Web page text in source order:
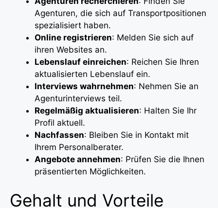
Agenturen, die sich auf Transportpositionen
spezialisiert haben.
Online registrieren: Melden Sie sich auf
ihren Websites an.
Lebenslauf einreichen: Reichen Sie Ihren
aktualisierten Lebenslauf ein.
Interviews wahrnehmen: Nehmen Sie an
Agenturinterviews teil.
Regelmäßig aktualisieren: Halten Sie Ihr
Profil aktuell.
Nachfassen: Bleiben Sie in Kontakt mit
Ihrem Personalberater.
Angebote annehmen: Prüfen Sie die Ihnen
präsentierten Möglichkeiten.
Gehalt und Vorteile